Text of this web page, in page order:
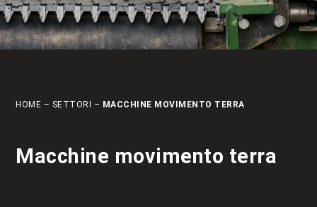
HOME – SETTORI – MACCHINE MOVIMENTO TERRA
Macchine movimento terra